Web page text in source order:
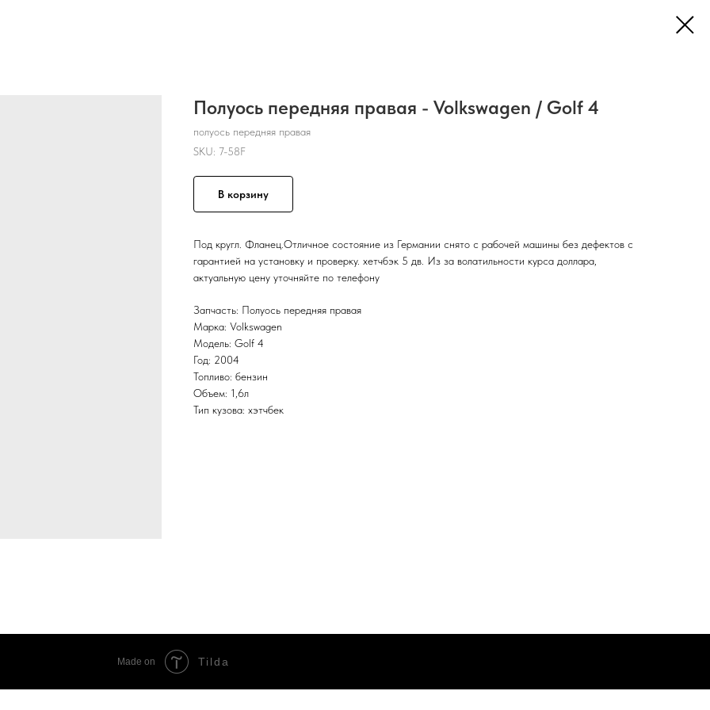
Полуось передняя правая - Volkswagen / Golf 4
полуось передняя правая
SKU: 7-58F
В корзину
Под кругл. Фланец.Отличное состояние из Германии снято с рабочей машины без дефектов с
гарантией на установку и проверку. хетчбэк 5 дв. Из за волатильности курса доллара,
актуальную цену уточняйте по телефону
Запчасть: Полуось передняя правая
Марка: Volkswagen
Модель: Golf 4
Год: 2004
Топливо: бензин
Объем: 1,6л
Тип кузова: хэтчбек
Made on Tilda